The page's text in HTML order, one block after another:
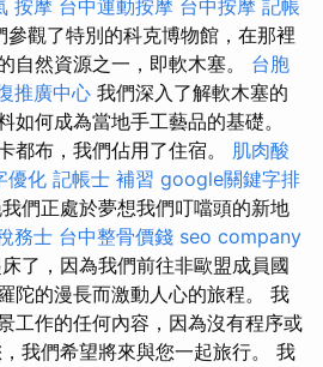
按摩 台中運動按摩 台中按摩 記帳
參觀了特別的科克博物館，在那裡
自然資源之一，即軟木塞。 台胞
推廣中心 我們深入了解軟木塞的
如何成為當地手工藝品的基礎。
都布，我們佔用了住宿。 肌肉酸
優化 記帳士 補習 google關鍵字排
們正處於夢想我們叮噹頭的新地​​
務士 台中整骨價錢 seo company
了，因為我們前往非歐盟成員國
陀的漫長而激動人心的旅程。 我
工作的任何內容，因為沒有程序或
我們希望將來與您一起旅行。 我